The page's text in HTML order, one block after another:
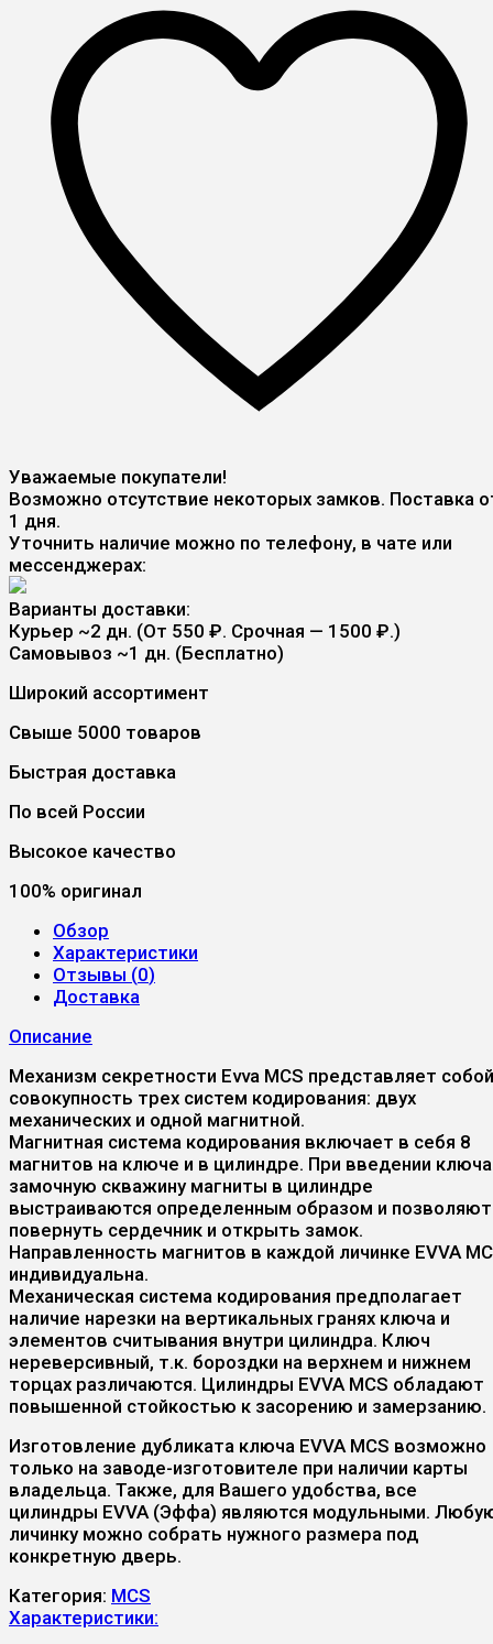
Уважаемые покупатели!
Возможно отсутствие некоторых замков. Поставка
1 дня.
Уточнить наличие можно по телефону, в чате или
мессенджерах:
Варианты доставки:
Курьер ~2 дн. (От 550 ₽. Срочная — 1500 ₽.)
Самовывоз ~1 дн. (Бесплатно)
Широкий ассортимент
Свыше 5000 товаров
Быстрая доставка
По всей России
Высокое качество
100% оригинал
Обзор
Характеристики
Отзывы (0)
Доставка
Описание
Механизм секретности Evva MCS представляет собой
совокупность трех систем кодирования: двух
механических и одной магнитной.
Магнитная система кодирования включает в себя 8
магнитов на ключе и в цилиндре. При введении
замочную скважину магниты в цилиндре
выстраиваются определенным образом и позволяют
повернуть сердечник и открыть замок.
Направленность магнитов в каждой личинке EVVA
индивидуальна.
Механическая система кодирования предполагает
наличие нарезки на вертикальных гранях ключа и
элементов считывания внутри цилиндра. Ключ
нереверсивный, т.к. бороздки на верхнем и нижнем
торцах различаются. Цилиндры EVVA MCS обладают
повышенной стойкостью к засорению и замерзанию.
Изготовление дубликата ключа EVVA MCS возможно
только на заводе-изготовителе при наличии карты
владельца. Также, для Вашего удобства, все
цилиндры EVVA (Эффа) являются модульными.
личинку можно собрать нужного размера под
конкретную дверь.
Категория: MCS
Характеристики: